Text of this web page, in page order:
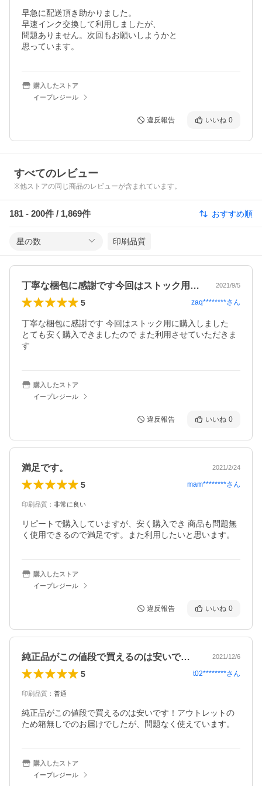
早急に配送頂き助かりました。
早速インク交換して利用しましたが、
問題ありません。次回もお願いしようかと
思っています。
購入したストア
イープレジール
違反報告 いいね 0
すべてのレビュー
※他ストアの同じ商品のレビューが含まれています。
181 - 200件 / 1,869件 おすすめ順
星の数 印刷品質
丁寧な梱包に感謝です今回はストック用に… 2021/9/5
5 zaq********さん
丁寧な梱包に感謝です 今回はストック用に購入しました
とても安く購入できましたので また利用させていただきま
す
購入したストア
イープレジール
違反報告 いいね 0
満足です。 2021/2/24
5 mam********さん
印刷品質 ： 非常に良い
リピートで購入していますが、安く購入でき 商品も問題無
く使用できるので満足です。また利用したいと思います。
購入したストア
イープレジール
違反報告 いいね 0
純正品がこの値段で買えるのは安いです！… 2021/12/6
5 t02********さん
印刷品質 ： 普通
純正品がこの値段で買えるのは安いです！アウトレットの
ため箱無しでのお届けでしたが、問題なく使えています。
購入したストア
イープレジール